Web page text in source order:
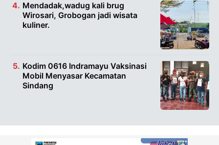
Mendadak,wadug kali brug
Wirosari, Grobogan jadi wisata
kuliner.
Kodim 0616 Indramayu Vaksinasi
Mobil Menyasar Kecamatan
Sindang